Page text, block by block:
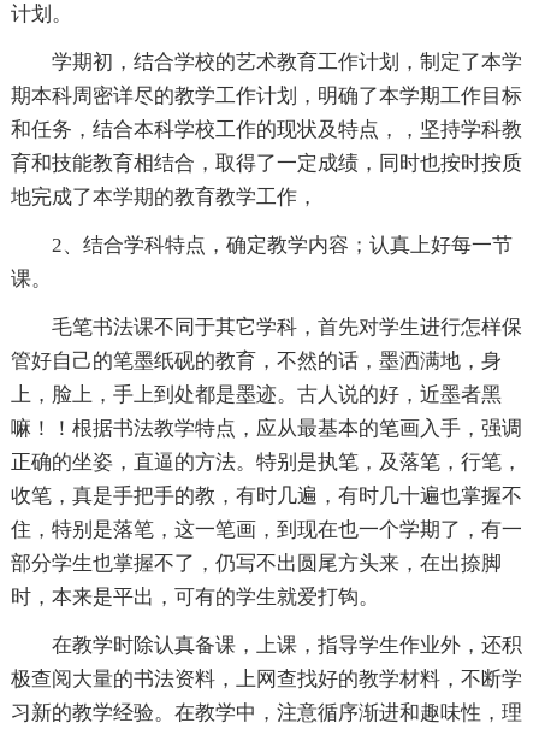
计划。
学期初，结合学校的艺术教育工作计划，制定了本学
期本科周密详尽的教学工作计划，明确了本学期工作目标
和任务，结合本科学校工作的现状及特点，，坚持学科教
育和技能教育相结合，取得了一定成绩，同时也按时按质
地完成了本学期的教育教学工作，
2、结合学科特点，确定教学内容；认真上好每一节
课。
毛笔书法课不同于其它学科，首先对学生进行怎样保
管好自己的笔墨纸砚的教育，不然的话，墨洒满地，身
上，脸上，手上到处都是墨迹。古人说的好，近墨者黑
嘛！！根据书法教学特点，应从最基本的笔画入手，强调
正确的坐姿，直逼的方法。特别是执笔，及落笔，行笔，
收笔，真是手把手的教，有时几遍，有时几十遍也掌握不
住，特别是落笔，这一笔画，到现在也一个学期了，有一
部分学生也掌握不了，仍写不出圆尾方头来，在出捺脚
时，本来是平出，可有的学生就爱打钩。
在教学时除认真备课，上课，指导学生作业外，还积
极查阅大量的书法资料，上网查找好的教学材料，不断学
习新的教学经验。在教学中，注意循序渐进和趣味性，理